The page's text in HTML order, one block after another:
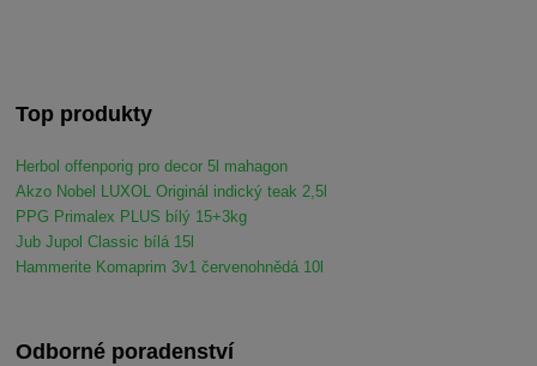
Top produkty
Herbol offenporig pro decor 5l mahagon
Akzo Nobel LUXOL Originál indický teak 2,5l
PPG Primalex PLUS bílý 15+3kg
Jub Jupol Classic bílá 15l
Hammerite Komaprim 3v1 červenohnědá 10l
Odborné poradenství